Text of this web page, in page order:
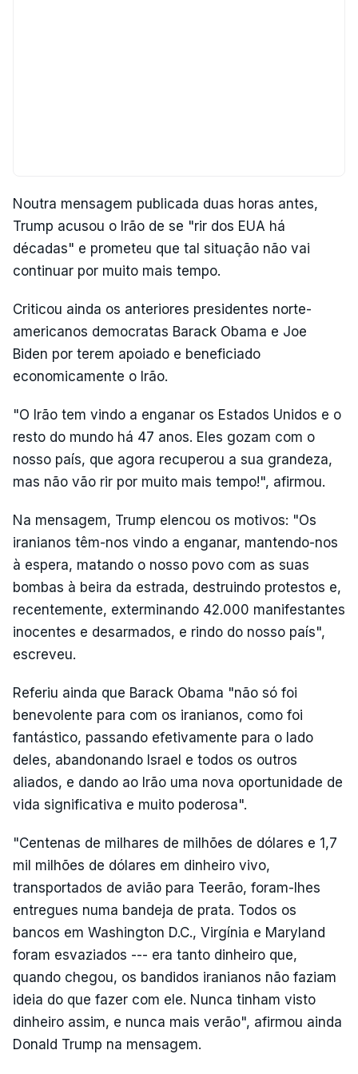
Noutra mensagem publicada duas horas antes,
Trump acusou o Irão de se "rir dos EUA há
décadas" e prometeu que tal situação não vai
continuar por muito mais tempo.
Criticou ainda os anteriores presidentes norte-
americanos democratas Barack Obama e Joe
Biden por terem apoiado e beneficiado
economicamente o Irão.
"O Irão tem vindo a enganar os Estados Unidos e o
resto do mundo há 47 anos. Eles gozam com o
nosso país, que agora recuperou a sua grandeza,
mas não vão rir por muito mais tempo!", afirmou.
Na mensagem, Trump elencou os motivos: "Os
iranianos têm-nos vindo a enganar, mantendo-nos
à espera, matando o nosso povo com as suas
bombas à beira da estrada, destruindo protestos e,
recentemente, exterminando 42.000 manifestantes
inocentes e desarmados, e rindo do nosso país",
escreveu.
Referiu ainda que Barack Obama "não só foi
benevolente para com os iranianos, como foi
fantástico, passando efetivamente para o lado
deles, abandonando Israel e todos os outros
aliados, e dando ao Irão uma nova oportunidade de
vida significativa e muito poderosa".
"Centenas de milhares de milhões de dólares e 1,7
mil milhões de dólares em dinheiro vivo,
transportados de avião para Teerão, foram-lhes
entregues numa bandeja de prata. Todos os
bancos em Washington D.C., Virgínia e Maryland
foram esvaziados --- era tanto dinheiro que,
quando chegou, os bandidos iranianos não faziam
ideia do que fazer com ele. Nunca tinham visto
dinheiro assim, e nunca mais verão", afirmou ainda
Donald Trump na mensagem.